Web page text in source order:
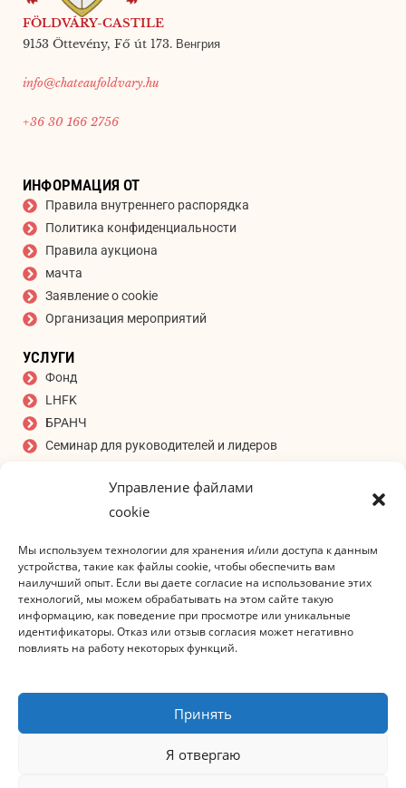
Управление файлами
cookie
Мы используем технологии для хранения и/или доступа к данным
устройства, такие как файлы cookie, чтобы обеспечить вам
наилучший опыт. Если вы даете согласие на использование этих
технологий, мы можем обрабатывать на этом сайте такую
информацию, как поведение при просмотре или уникальные
идентификаторы. Отказ или отзыв согласия может негативно
повлиять на работу некоторых функций.
Принять
Я отвергаю
FÖLDVÁRY-CASTILE
9153 Öttevény, Fő út 173. Венгрия
info@chateaufoldvary.hu
+36 30 166 2756
ИНФОРМАЦИЯ ОТ
Правила внутреннего распорядка
Политика конфиденциальности
Правила аукциона
мачта
Заявление о cookie
Организация мероприятий
УСЛУГИ
Фонд
LHFK
БРАНЧ
Семинар для руководителей и лидеров
ПОДПИШИТЕСЬ НА НАШУ РАССЫЛКУ
Адрес электронной почты*
Я принимаю заявление о
ПОДПИСАТЬСЯ НА